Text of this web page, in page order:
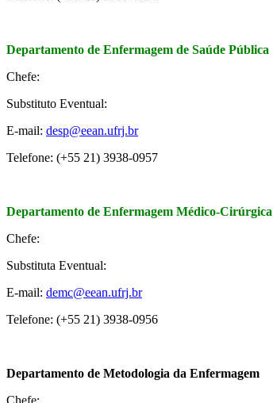
Departamento de Enfermagem de Saúde Pública
Chefe:
Substituto Eventual:
E-mail: desp@eean.ufrj.br
Telefone: (+55 21) 3938-0957
Departamento de Enfermagem Médico-Cirúrgica
Chefe:
Substituta Eventual:
E-mail: demc@eean.ufrj.br
Telefone: (+55 21) 3938-0956
Departamento de Metodologia da Enfermagem